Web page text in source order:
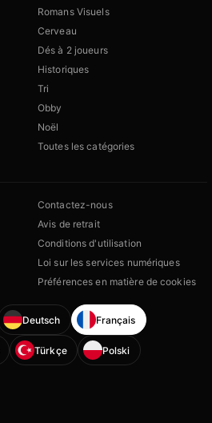
Romans Visuels
Cerveau
Dés à 2 joueurs
Historiques
Tri
Obby
Noël
Toutes les catégories
Contactez-nous
Avis de retrait
Conditions d'utilisation
Loi sur les services numériques
Préférences en matière de cookies
Deutsch Français
Türkçe Polski